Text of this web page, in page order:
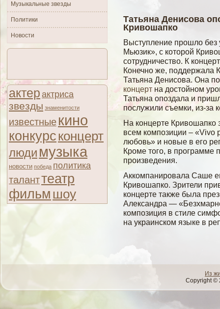
Музыкальные звезды
Политики
Новости
актер актриса
звезды знаменитости
известные кино
конкурсконцерт
люди музыка
новости победа политика
таланттеатр
фильм шоу
Татьяна Денисова
Кривошапко
Выступление прошло без
Мьюзик», с которой
сотрудничество. К
Конечно же, поддержала
Татьяна Денисова. Она
концерт на достойном
Татьяна опоздала и
послужили съемки, из-за
На концерте
всем композиции – «Vivo
любовь» и новые в его
Кроме того, в программе
произведения.
Аккомпанировала Саше
Кривошапко. Зрители
концерте также была
Александра —
композиция в стиле
на украинском языке в
Из
Copyright ©